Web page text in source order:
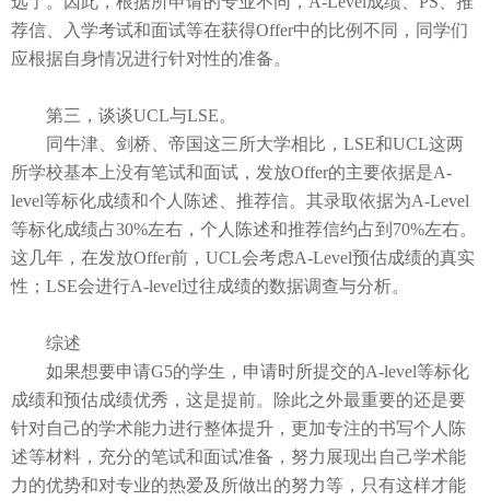
荐信、入学考试和面试等在获得Offer中的比例不同，同学们
应根据自身情况进行针对性的准备。
第三，谈谈UCL与LSE。
同牛津、剑桥、帝国这三所大学相比，LSE和UCL这两
所学校基本上没有笔试和面试， 发放Offer的主要依据是A-
level等标化成绩和个人陈述、推荐信。其录取依据为A-Level
等标化成绩占30%左右，个人陈述和推荐信约占到 70%左右。
这几年，在发放Offer前，UCL会考虑A-Level预估成绩的真实
性；LSE会进行A-level过往成绩的数据调查与分析。
综述
如果想要申请G5的学生 ，申请时所提交的A-level等标化
成绩和预估成绩优秀，这是提前。除此之外最重要的还是要
针对自己的学术能力进行整体提升，更加专注的书写个人陈
述等材料，充分的笔试和面试准备，努力展现出自己学术能
力的优势和对专业的热爱及所做出的努力等，只有这样才能